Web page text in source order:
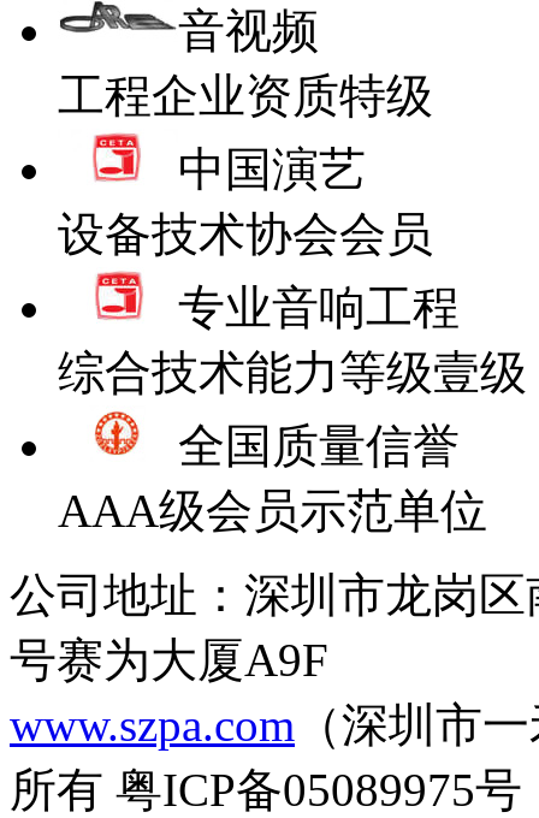
音视频
工程企业资质特级
中国演艺
设备技术协会会员
专业音响工程
综合技术能力等级壹级
全国质量信誉
AAA级会员示范单位
公司地址：深圳市龙岗
号赛为大厦A9F
www.szpa.com （深圳市
所有 粤ICP备05089975号